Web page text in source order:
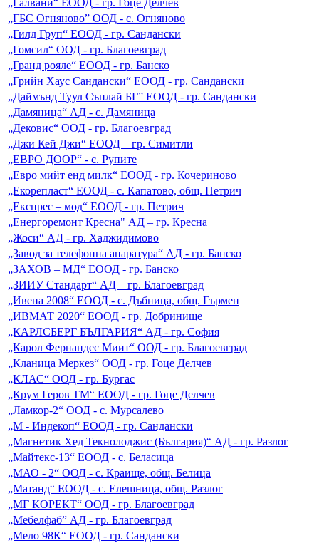
„Галвани“ ЕООД - гр. Гоце Делчев
„ГБС Огняново” ООД - с. Огняново
„Гилд Груп“ ЕООД - гр. Сандански
„Гомсил“ ООД - гр. Благоевград
„Гранд рояле“ ЕООД - гр. Банско
„Грийн Хаус Сандански“ ЕООД - гр. Сандански
„Даймънд Туул Съплай БГ” ЕООД - гр. Сандански
„Дамяница“ АД - с. Дамяница
„Дековис“ ООД - гр. Благоевград
„Джи Кей Джи“ ЕООД – гр. Симитли
„ЕВРО ДООР“ - с. Рупите
„Евро мийт енд милк“ ЕООД - гр. Кочериново
„Екорепласт“ ЕООД - с. Капатово, общ. Петрич
„Експрес – мод“ ЕООД - гр. Петрич
„Енергоремонт Кресна" АД – гр. Кресна
„Жоси“ АД - гр. Хаджидимово
„Завод за телефонна апаратура“ АД - гр. Банско
„ЗАХОВ – МД“ ЕООД - гр. Банско
„ЗИИУ Стандарт“ АД – гр. Благоевград
„Ивена 2008“ ЕООД - с. Дъбница, общ. Гърмен
„ИВМАТ 2020“ ЕООД - гр. Добринище
„КАРЛСБЕРГ БЪЛГАРИЯ“ АД - гр. София
„Карол Фернандес Миит“ ООД - гр. Благоевград
„Кланица Меркез“ ООД - гр. Гоце Делчев
„КЛАС“ ООД - гр. Бургас
„Крум Геров ТМ“ ЕООД - гр. Гоце Делчев
„Ламкор-2“ ООД - с. Мурсалево
„М - Индекоп“ ЕООД - гр. Сандански
„Магнетик Хед Текнолоджис (България)“ АД - гр. Разлог
„Майтекс-13“ ЕООД - с. Беласица
„МАО - 2“ ООД - с. Краище, общ. Белица
„Матанд“ ЕООД - с. Елешница, общ. Разлог
„МГ КОРЕКТ“ ООД - гр. Благоевград
„Мебелфаб” АД - гр. Благоевград
„Мело 98К“ ЕООД - гр. Сандански